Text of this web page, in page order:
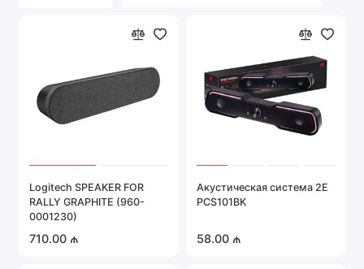
Системы охраны и безопасности
Автомобильная электроника
Показать все
Logitech SPEAKER FOR
RALLY GRAPHITE (960-
0001230)
710.00 ₼
Акустическая система 2E
PCS101BK
58.00 ₼